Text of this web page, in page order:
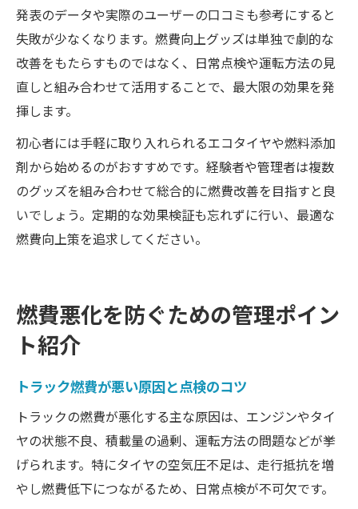
発表のデータや実際のユーザーの口コミも参考にすると
失敗が少なくなります。燃費向上グッズは単独で劇的な
改善をもたらすものではなく、日常点検や運転方法の見
直しと組み合わせて活用することで、最大限の効果を発
揮します。
初心者には手軽に取り入れられるエコタイヤや燃料添加
剤から始めるのがおすすめです。経験者や管理者は複数
のグッズを組み合わせて総合的に燃費改善を目指すと良
いでしょう。定期的な効果検証も忘れずに行い、最適な
燃費向上策を追求してください。
燃費悪化を防ぐための管理ポイン
ト紹介
トラック燃費が悪い原因と点検のコツ
トラックの燃費が悪化する主な原因は、エンジンやタイ
ヤの状態不良、積載量の過剰、運転方法の問題などが挙
げられます。特にタイヤの空気圧不足は、走行抵抗を増
やし燃費低下につながるため、日常点検が不可欠です。